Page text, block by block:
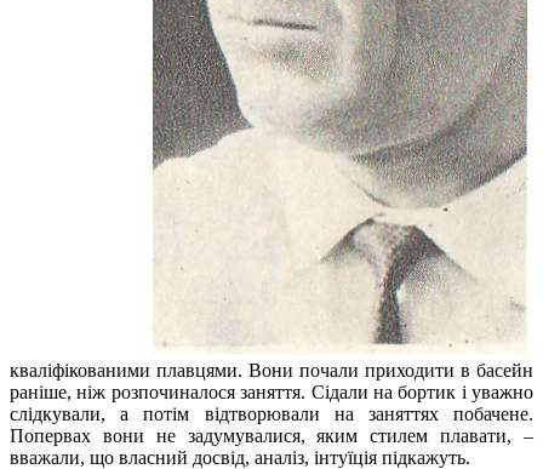
кваліфікованими плавцями. Вони почали приходити в басейн
раніше, ніж розпочиналося заняття. Сідали на бортик і уважно
слідкували, а потім відтворювали на заняттях побачене.
Попервах вони не задумувалися, яким стилем плавати, –
вважали, що власний досвід, аналіз, інтуїція підкажуть.